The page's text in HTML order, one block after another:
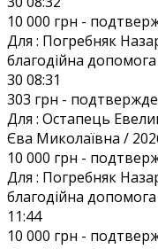
10 000 грн -
Для : Погребняк
благодійна
30 08:31
303 грн -
Для : Остапець
Єва Миколаївна /
10 000 грн -
Для : Погребняк
благодійна
11:44
10 000 грн -